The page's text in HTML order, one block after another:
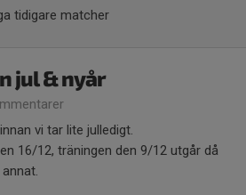
tidigare matcher
jul & nyår
vi tar lite julledigt.
16/12, träningen den 9/12 utgår då